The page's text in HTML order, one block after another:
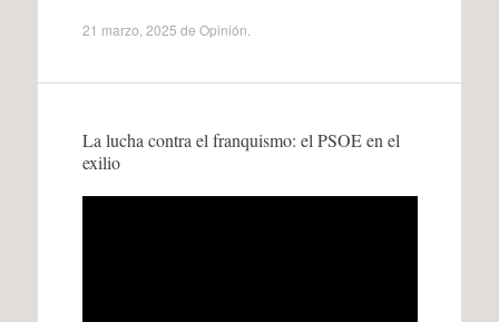
21 marzo, 2025 de Opinión
La lucha contra el franquismo: el PSOE en el
exilio